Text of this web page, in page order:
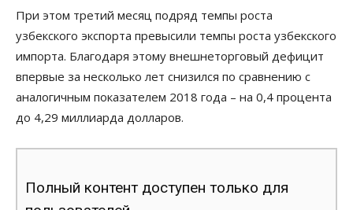
При этом третий месяц подряд темпы роста
узбекского экспорта превысили темпы роста узбекского
импорта. Благодаря этому внешнеторговый дефицит
впервые за несколько лет снизился по сравнению с
аналогичным показателем 2018 года – на 0,4 процента
до 4,29 миллиарда долларов.
Полный контент доступен только для